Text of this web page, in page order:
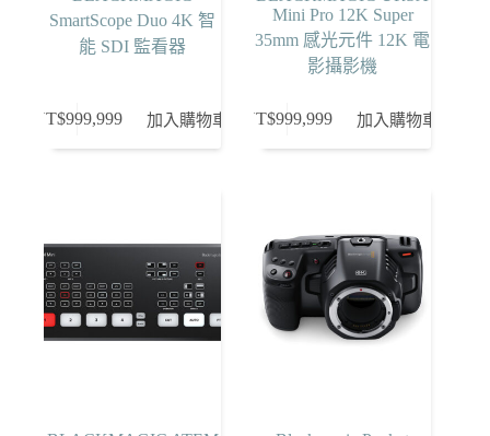
SmartScope Duo 4K 智
能 SDI 監看器
NT$999,999 加入購物車
Mini Pro 12K Super
35mm 感光元件 12K 電
影攝影機
NT$999,999 加入購物車